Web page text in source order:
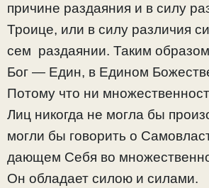
причине раздаяния и в силу
Троице, или в силу различия
сем раздаянии. Таким
Бог — Един, в Едином
Потому что ни
Лиц никогда не могла бы
могли бы говорить о
дающем Себя во
Он обладает силою и силами.